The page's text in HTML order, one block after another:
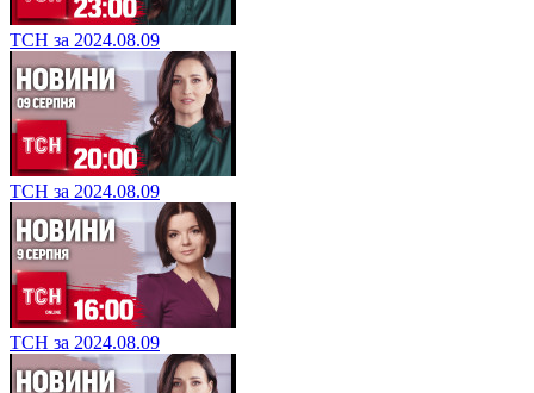
ТСН за 2024.08.09
ТСН за 2024.08.09
ТСН за 2024.08.09